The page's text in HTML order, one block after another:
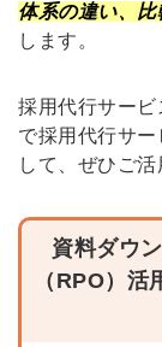
体系の違い、
します。
採用代行サービ
で採用代行サ
して、ぜひご活
資料ダウ
（RPO）